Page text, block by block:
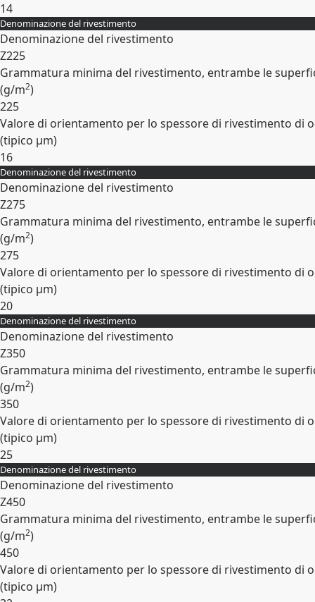
14
Espandi
Denominazione del rivestimento
Denominazione del rivestimento
Z225
Grammatura minima del rivestimento, entrambe le
(g/m2)
225
Valore di orientamento per lo spessore di rivestimento di
(tipico µm)
16
Espandi
Denominazione del rivestimento
Denominazione del rivestimento
Z275
Grammatura minima del rivestimento, entrambe le
(g/m2)
275
Valore di orientamento per lo spessore di rivestimento di
(tipico µm)
20
Espandi
Denominazione del rivestimento
Denominazione del rivestimento
Z350
Grammatura minima del rivestimento, entrambe le
(g/m2)
350
Valore di orientamento per lo spessore di rivestimento di
(tipico µm)
25
Espandi
Denominazione del rivestimento
Denominazione del rivestimento
Z450
Grammatura minima del rivestimento, entrambe le
(g/m2)
450
Valore di orientamento per lo spessore di rivestimento di
(tipico µm)